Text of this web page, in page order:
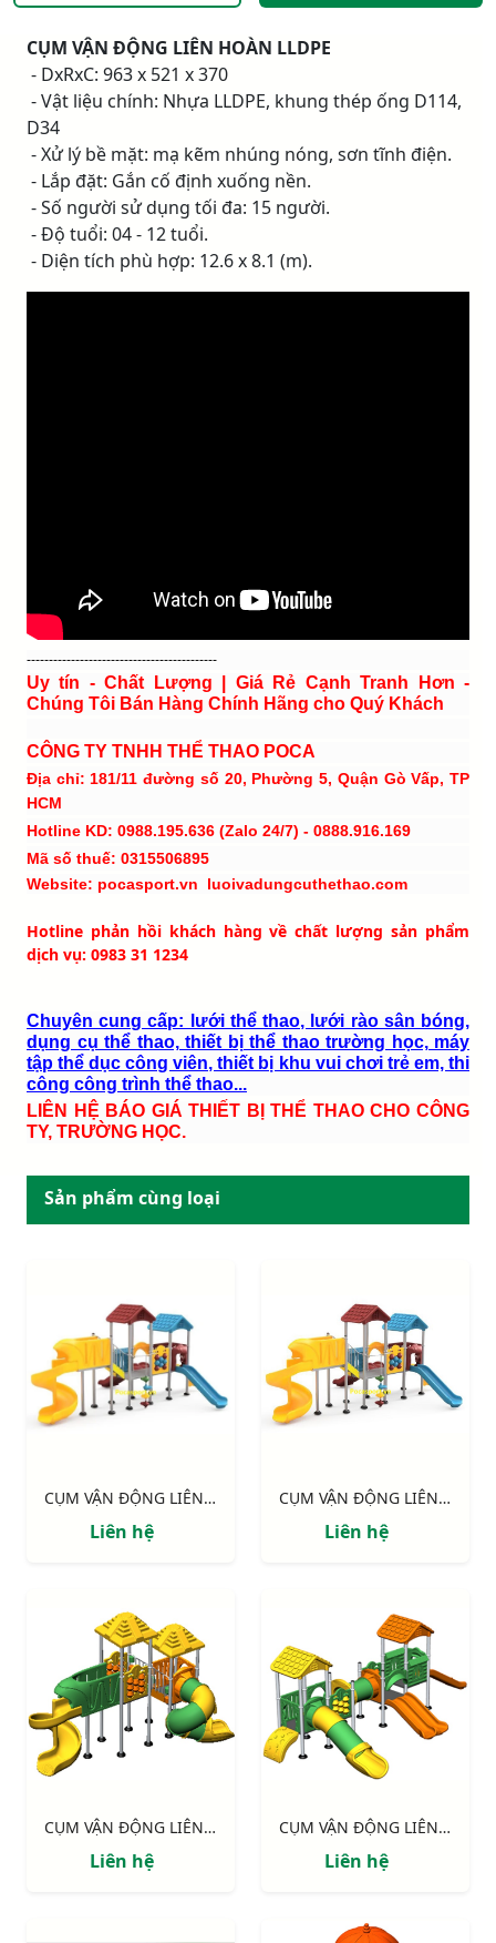
CỤM VẬN ĐỘNG LIÊN HOÀN LLDPE
- DxRxC: 963 x 521 x 370
- Vật liệu chính: Nhựa LLDPE, khung thép ống D114,
D34
- Xử lý bề mặt: mạ kẽm nhúng nóng, sơn tĩnh điện.
- Lắp đặt: Gắn cố định xuống nền.
- Số người sử dụng tối đa: 15 người.
- Độ tuổi: 04 - 12 tuổi.
- Diện tích phù hợp: 12.6 x 8.1 (m).
-------------------------------------------
Uy tín - Chất Lượng | Giá Rẻ Cạnh Tranh Hơn -
Chúng Tôi Bán Hàng Chính Hãng cho Quý Khách
CÔNG TY TNHH THỂ THAO POCA
Địa chỉ: 181/11 đường số 20, Phường 5, Quận Gò Vấp, TP
HCM
Hotline KD: 0988.195.636 (Zalo 24/7) - 0888.916.169
Mã số thuế: 0315506895
Website: pocasport.vn luoivadungcuthethao.com
Hotline phản hồi khách hàng về chất lượng sản phẩm
dịch vụ: 0983 31 1234
Chuyên cung cấp: lưới thể thao, lưới rào sân bóng,
dụng cụ thể thao, thiết bị thể thao trường học, máy
tập thể dục công viên, thiết bị khu vui chơi trẻ em, thi
công công trình thể thao...
LIÊN HỆ BÁO GIÁ THIẾT BỊ THỂ THAO CHO CÔNG
TY, TRƯỜNG HỌC.
Sản phẩm cùng loại
CỤM VẬN ĐỘNG LIÊN HOÀN LLDPE NIK155110HH
Liên hệ
CỤM VẬN ĐỘNG LIÊN HOÀN LLDPE NIK155110HH
Liên hệ
CỤM VẬN ĐỘNG LIÊN HOÀN LLDPE NIK143090MM
Liên hệ
CỤM VẬN ĐỘNG LIÊN HOÀN LLDPE NIK155120NN
Liên hệ